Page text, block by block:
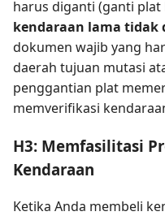
harus diganti (ganti plat
kendaraan lama tidak
dokumen wajib yang
daerah tujuan mutasi
penggantian plat
memverifikasi
H3: Memfasilitasi
Kendaraan
Ketika Anda membeli